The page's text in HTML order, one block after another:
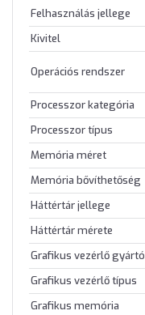
Felhasználás jellege
Kivitel
Operációs rendszer
Processzor kategória
Processzor típus
Memória méret
Memória bővíthetőség
Háttértár jellege
Háttértár mérete
Grafikus vezérlő gyártó
Grafikus vezérlő típus
Grafikus memória